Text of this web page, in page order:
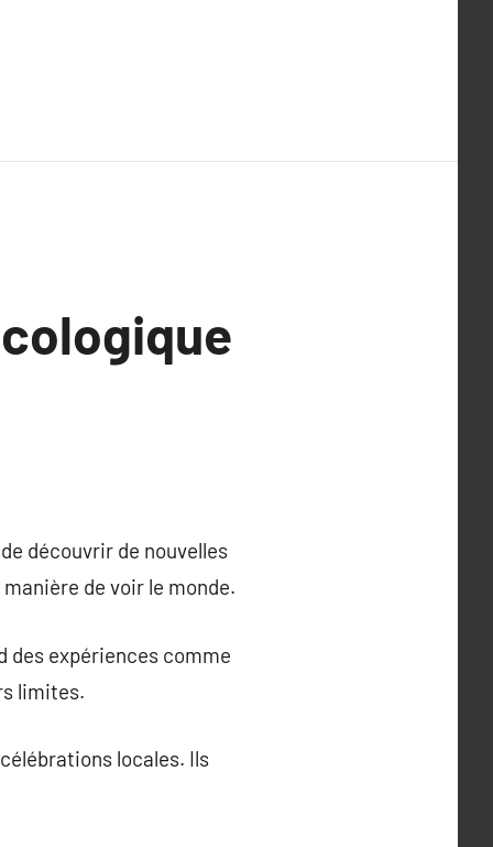
découvrir de nouvelles
de voir le monde.
des expériences comme
limites.
locales. Ils